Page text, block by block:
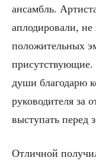
ансамбль.
аплодировали,
положительных
присутствующие.
души благодарю
руководителя за
выступать перед
Отличной